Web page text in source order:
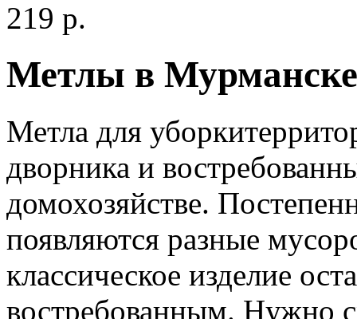
219 р.
Метлы в Мурманске
Метла для
дворника и
домохозяйстве.
появляются разные
классическое изделие
востребованным. Нужно